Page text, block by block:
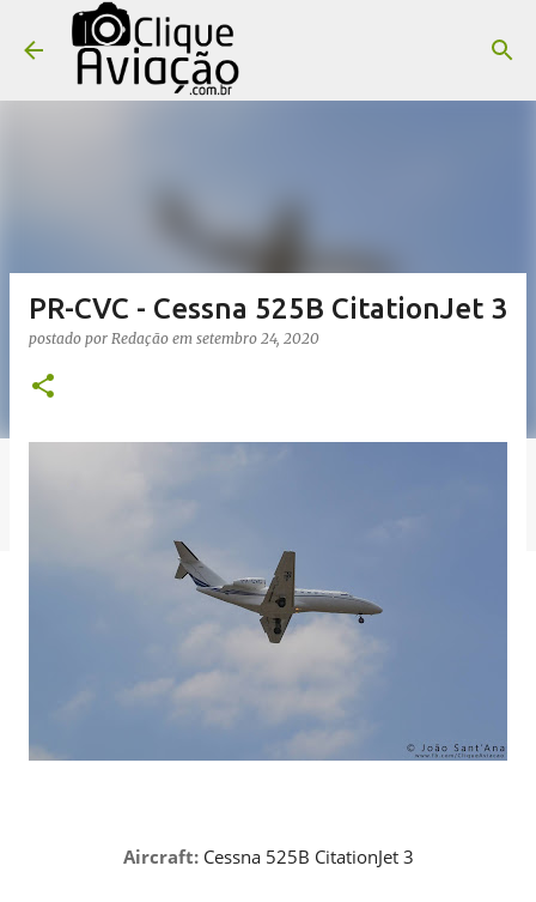
Pular para o conteúdo principal
PR-CVC - Cessna 525B CitationJet 3
postado por Redação em setembro 24, 2020
Aircraft: Cessna 525B CitationJet 3